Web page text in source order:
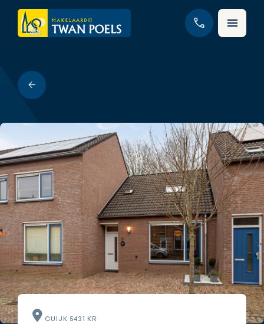
CUIJK 5431 KR